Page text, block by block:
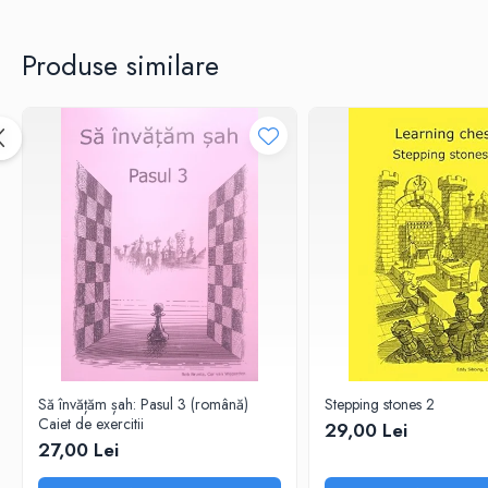
Piese Sah Tematice Din Metal
Puzzle
Sah Magnetic India
Set Sah + Table/backgammon
Seturi Sah
Ceasuri De Sah Digitale
Seturi Sah Tematice
Step 3
Produse similare
Să învățăm șah: Pasul 3 (română)
Caiet de exercitii
27,00 Lei
Stepping stones 2
29,00 Lei